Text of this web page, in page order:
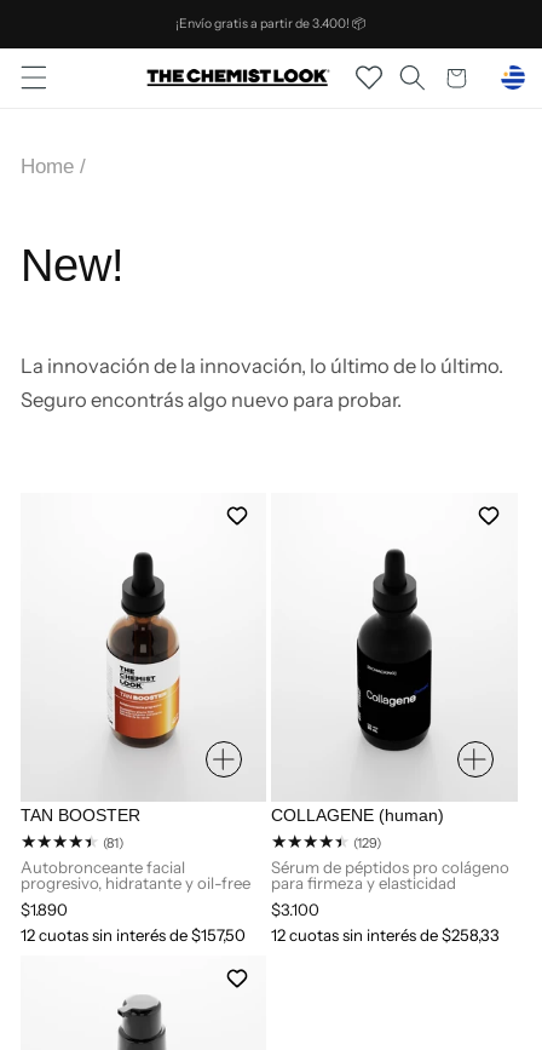
al contenido
¡Envío gratis a partir de 3.400! 📦
Carrito
Home /
New!
La innovación de la innovación, lo último de lo último.
Seguro encontrás algo nuevo para probar.
(81)81
reseñas
totales
TAN BOOSTER
Autobronceante facial
progresivo, hidratante y oil-free
Precio
habitual
$1.890
12 cuotas sin interés de $157,50
(129)129
reseñas
totales
COLLAGENE (human)
Sérum de péptidos pro colágeno
para firmeza y elasticidad
Precio
habitual
$3.100
12 cuotas sin interés de $258,33